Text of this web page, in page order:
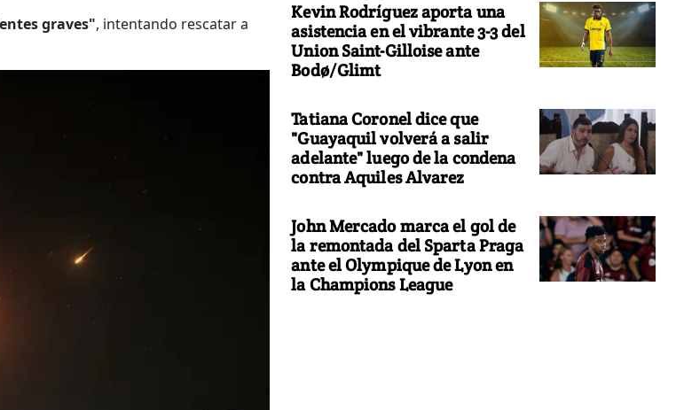
graves", intentando rescatar a
Kevin Rodríguez aporta una
asistencia en el vibrante 3-3 del
Union Saint-Gilloise ante
Bodø/Glimt
Tatiana Coronel dice que
"Guayaquil volverá a salir
adelante" luego de la condena
contra Aquiles Alvarez
John Mercado marca el gol de
la remontada del Sparta Praga
ante el Olympique de Lyon en
la Champions League